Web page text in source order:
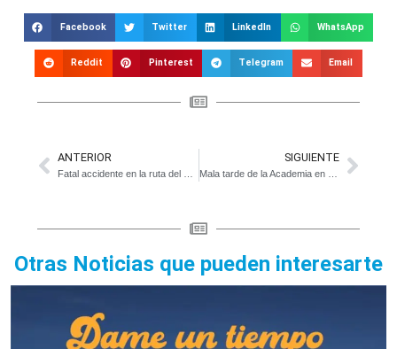
Facebook Twitter LinkedIn WhatsApp
Reddit Pinterest Telegram Email
ANTERIOR SIGUIENTE
Otras Noticias que pueden interesarte